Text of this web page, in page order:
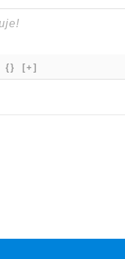
{} [+]